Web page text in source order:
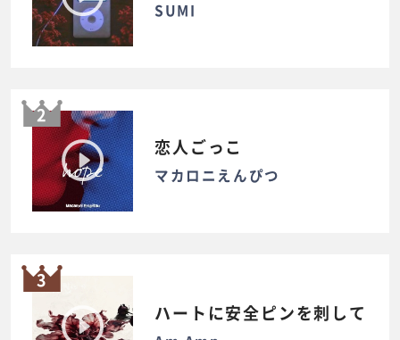
SUMI
2
恋人ごっこ
マカロニえんぴつ
3
ハートに安全ピンを刺して